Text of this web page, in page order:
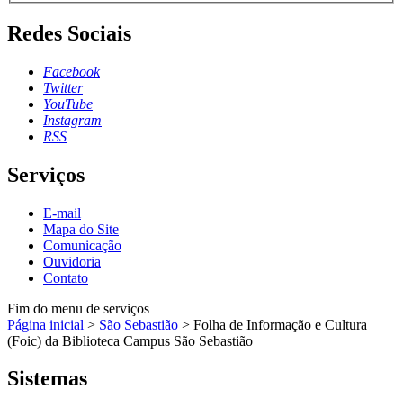
Redes Sociais
Facebook
Twitter
YouTube
Instagram
RSS
Serviços
E-mail
Mapa do Site
Comunicação
Ouvidoria
Contato
Fim do menu de serviços
Página inicial > São Sebastião > Folha de Informação e Cultura
(Foic) da Biblioteca Campus São Sebastião
Sistemas